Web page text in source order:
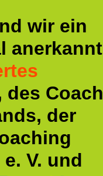
wir ein
des
der
V. und